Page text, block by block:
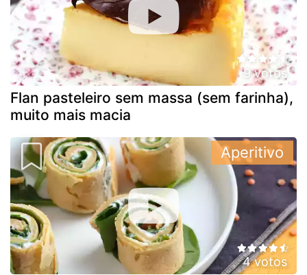
9 votos
Flan pasteleiro sem massa (sem farinha),
muito mais macia
4 votos
Aperitivo